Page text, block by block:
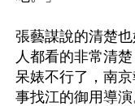
張藝謀說的清楚
人都看的非常清
呆婊不行了，南
事找江的御用導